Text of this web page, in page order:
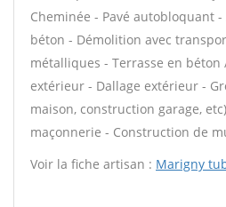
Cheminée - Pavé autobloquant
béton - Démolition avec
métalliques - Terrasse en béton
extérieur - Dallage extérieur -
maison, construction garage,
maçonnerie - Construction de
Voir la fiche artisan : Marigny